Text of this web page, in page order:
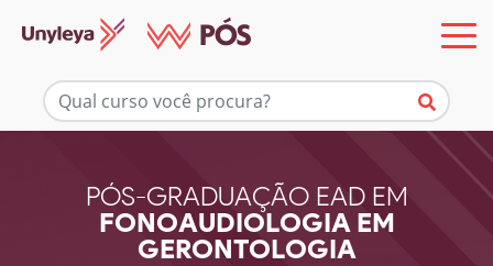
PÓS-GRADUAÇÃO EAD EM
FONOAUDIOLOGIA EM
GERONTOLOGIA
Mais informações